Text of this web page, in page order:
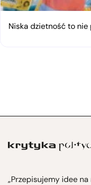
Niska dzietność to
„Przepisujemy idee